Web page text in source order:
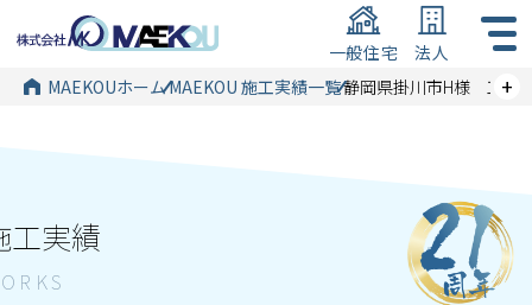
一般住宅 法人
+
MAEKOUホームMAEKOU 施工実績一覧静岡県掛川市H様 工場
工実績